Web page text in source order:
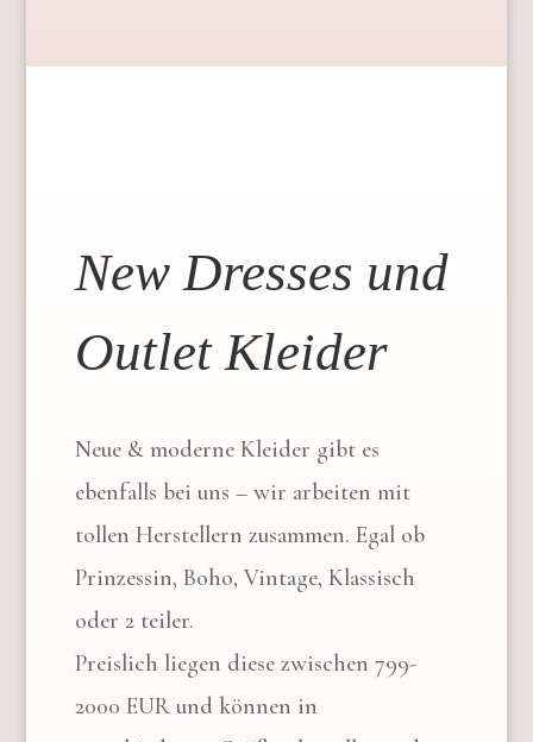
New Dresses und
Outlet Kleider
Neue & moderne Kleider gibt es
ebenfalls bei uns – wir arbeiten mit
tollen Herstellern zusammen. Egal ob
Prinzessin, Boho, Vintage, Klassisch
oder 2 teiler.
Preislich liegen diese zwischen 799-
2000 EUR und können in